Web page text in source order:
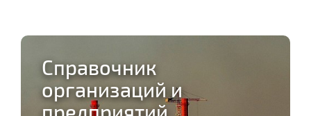
Справочник
организаций и